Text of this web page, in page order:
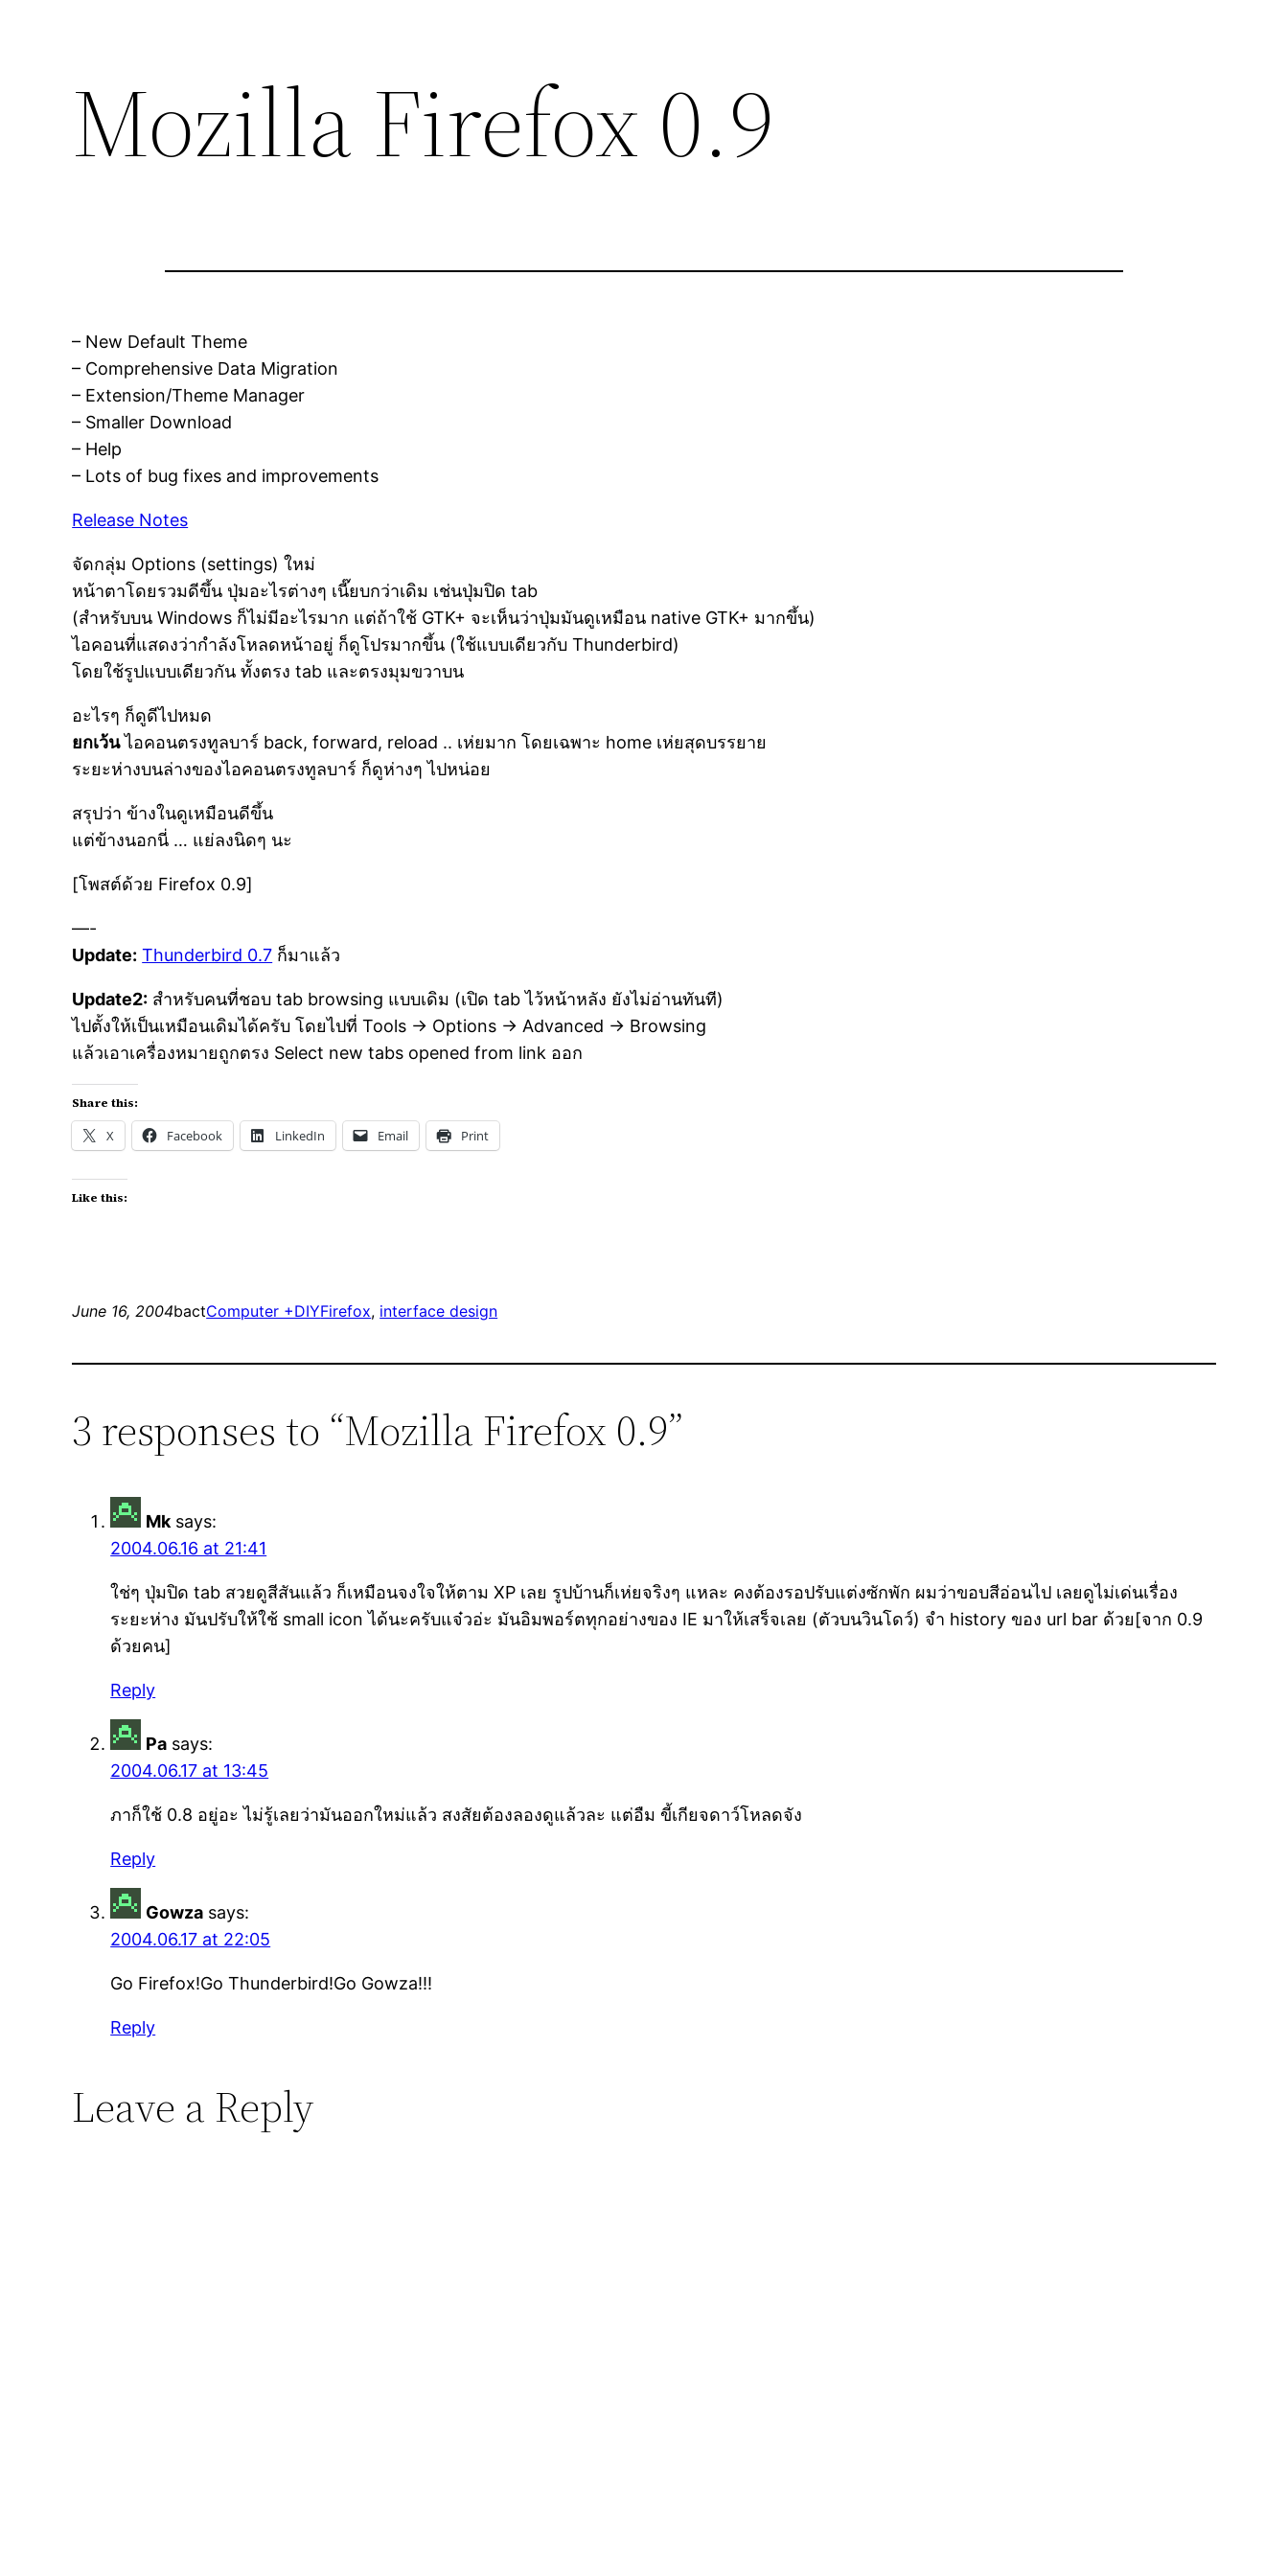
Mozilla Firefox 0.9
– New Default Theme
– Comprehensive Data Migration
– Extension/Theme Manager
– Smaller Download
– Help
– Lots of bug fixes and improvements
Release Notes
จัดกลุ่ม Options (settings) ใหม่
หน้าตาโดยรวมดีขึ้น ปุ่มอะไรต่างๆ เนี๊ยบกว่าเดิม เช่นปุ่มปิด tab
(สำหรับบน Windows ก็ไม่มีอะไรมาก แต่ถ้าใช้ GTK+ จะเห็นว่าปุ่มมันดูเหมือน native GTK+ มากขึ้น)
ไอคอนที่แสดงว่ากำลังโหลดหน้าอยู่ ก็ดูโปรมากขึ้น (ใช้แบบเดียวกับ Thunderbird)
โดยใช้รูปแบบเดียวกัน ทั้งตรง tab และตรงมุมขวาบน
อะไรๆ ก็ดูดีไปหมด
ยกเว้นไอคอนตรงทูลบาร์ back, forward, reload .. เห่ยมาก โดยเฉพาะ home เห่ยสุดบรรยาย
ระยะห่างบนล่างของไอคอนตรงทูลบาร์ ก็ดูห่างๆ ไปหน่อย
สรุปว่า ข้างในดูเหมือนดีขึ้น
แต่ข้างนอกนี่ … แย่ลงนิดๆ นะ
[โพสต์ด้วย Firefox 0.9]
—-
Update: Thunderbird 0.7 ก็มาแล้ว
Update2: สำหรับคนที่ชอบ tab browsing แบบเดิม (เปิด tab ไว้หน้าหลัง ยังไม่อ่านทันที)
ไปตั้งให้เป็นเหมือนเดิมได้ครับ โดยไปที่ Tools -> Options -> Advanced -> Browsing
แล้วเอาเครื่องหมายถูกตรง Select new tabs opened from link ออก
Share this:
X Facebook LinkedIn Email Print
Like this:
June 16, 2004bactComputer +DIYFirefox, interface design
3 responses to “Mozilla Firefox 0.9”
Mk says:
2004.06.16 at 21:41
ใช่ๆ ปุ่มปิด tab สวยดูสีสันแล้ว ก็เหมือนจงใจให้ตาม XP เลย รูปบ้านก็เห่ยจริงๆ แหละ คงต้องรอปรับแต่งซักพัก ผมว่าขอบสีอ่อนไป เลยดูไม่เด่นเรื่อง
ระยะห่าง มันปรับให้ใช้ small icon ได้นะครับแจ๋วอ่ะ มันอิมพอร์ตทุกอย่างของ IE มาให้เสร็จเลย (ตัวบนวินโดว์) จำ history ของ url bar ด้วย[จาก 0.9
ด้วยคน]
Reply
Pa says:
2004.06.17 at 13:45
ภาก็ใช้ 0.8 อยู่อะ ไม่รู้เลยว่ามันออกใหม่แล้ว สงสัยต้องลองดูแล้วละ แต่อืม ขี้เกียจดาว์โหลดจัง
Reply
Gowza says:
2004.06.17 at 22:05
Go Firefox!Go Thunderbird!Go Gowza!!!
Reply
Leave a Reply